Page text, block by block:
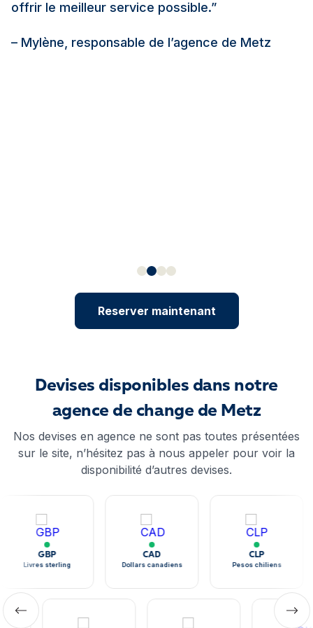
offrir le meilleur service possible.”
– Mylène, responsable de l’agence de Metz
Reserver maintenant
Devises disponibles dans notre
agence de change de Metz
Nos devises en agence ne sont pas toutes présentées
sur le site, n’hésitez pas à nous appeler pour voir la
disponibilité d’autres devises.
GBP
Livres sterling
CAD
Dollars canadiens
CLP
Pesos chiliens